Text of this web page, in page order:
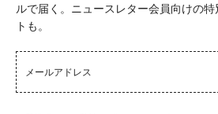
ルで届く。ニュースレター会員向けの
トも。